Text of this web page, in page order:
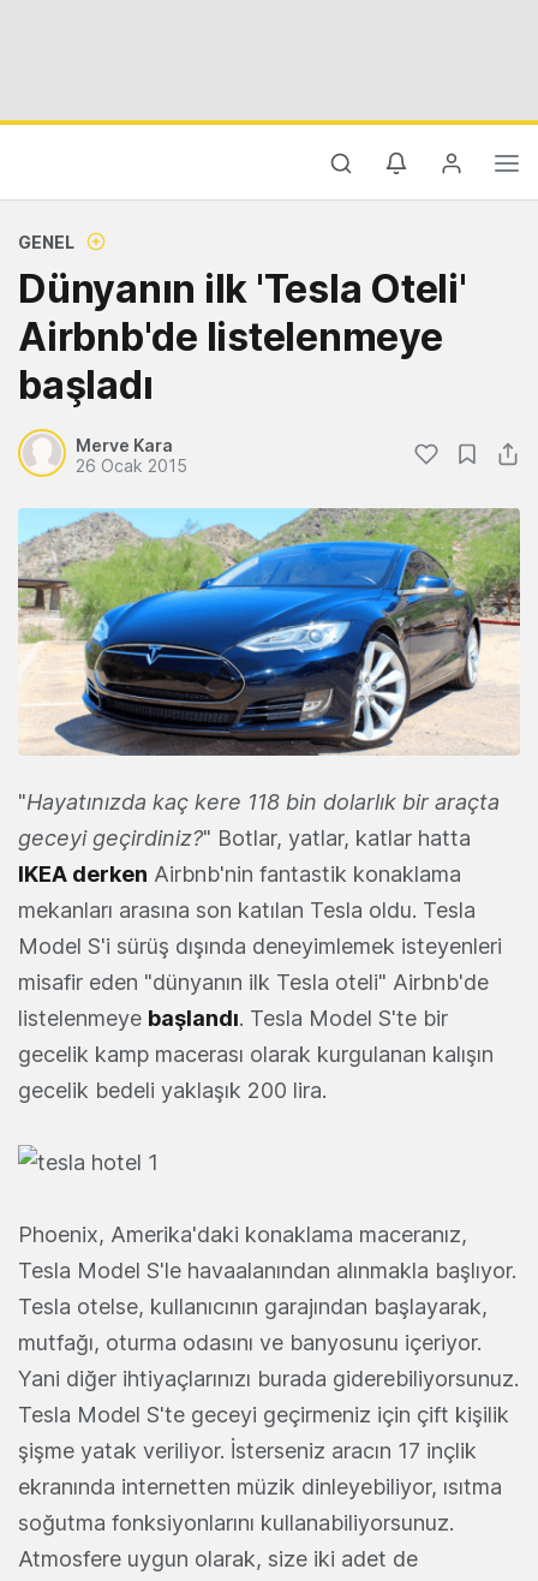
GENEL
Dünyanın ilk 'Tesla Oteli'
Airbnb'de listelenmeye
başladı
Merve Kara
26 Ocak 2015
"Hayatınızda kaç kere 118 bin dolarlık bir araçta
geceyi geçirdiniz?" Botlar, yatlar, katlar hatta
IKEA derken Airbnb'nin fantastik konaklama
mekanları arasına son katılan Tesla oldu. Tesla
Model S'i sürüş dışında deneyimlemek isteyenleri
misafir eden "dünyanın ilk Tesla oteli" Airbnb'de
listelenmeye başlandı. Tesla Model S'te bir
gecelik kamp macerası olarak kurgulanan kalışın
gecelik bedeli yaklaşık 200 lira.
Phoenix, Amerika'daki konaklama maceranız,
Tesla Model S'le havaalanından alınmakla başlıyor.
Tesla otelse, kullanıcının garajından başlayarak,
mutfağı, oturma odasını ve banyosunu içeriyor.
Yani diğer ihtiyaçlarınızı burada giderebiliyorsunuz.
Tesla Model S'te geceyi geçirmeniz için çift kişilik
şişme yatak veriliyor. İsterseniz aracın 17 inçlik
ekranında internetten müzik dinleyebiliyor, ısıtma
soğutma fonksiyonlarını kullanabiliyorsunuz.
Atmosfere uygun olarak, size iki adet de